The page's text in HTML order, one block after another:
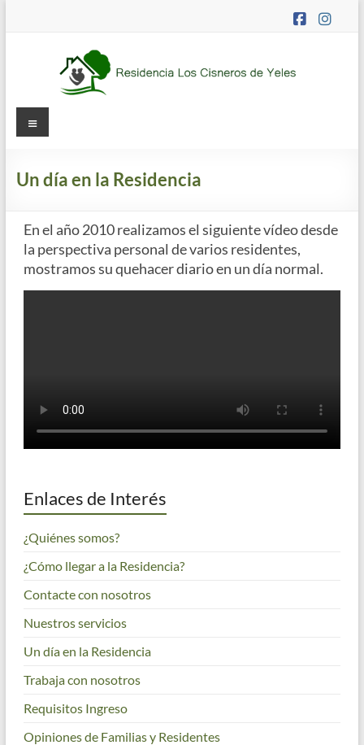
Residencia
Cisneros
de
mayores
concertada
Menú
Un día en la Residencia
En el año 2010 realizamos el siguiente vídeo desde
la perspectiva personal de varios residentes,
mostramos su quehacer diario en un día normal.
Enlaces de Interés
¿Quiénes somos?
¿Cómo llegar a la Residencia?
Contacte con nosotros
Nuestros servicios
Un día en la Residencia
Trabaja con nosotros
Requisitos Ingreso
Opiniones de Familias y Residentes